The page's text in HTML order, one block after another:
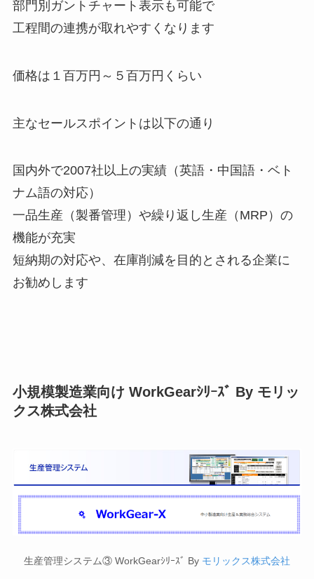
部門別ガントチャート表示も可能で
工程間の連携が取れやすくなります
価格は１百万円～５百万円くらい
主なセールスポイントは以下の通り
国内外で2007社以上の実績（英語・中国語・ベト
ナム語の対応）
一品生産（製番管理）や繰り返し生産（MRP）の
機能が充実
短納期の対応や、在庫削減を目的とされる企業に
お勧めします
小規模製造業向け WorkGearｼﾘｰｽﾞ By モリッ
クス株式会社
生産管理システム③ WorkGearｼﾘｰｽﾞ By モリックス株式会社